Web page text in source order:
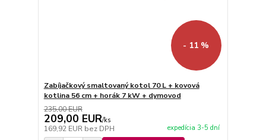
- 11 %
Zabíjačkový smaltovaný kotol 70 L + kovová
kotlina 56 cm + horák 7 kW + dymovod
235,00 EUR
209,00 EUR/ks
169,92 EUR bez DPH expedícia 3-5 dní